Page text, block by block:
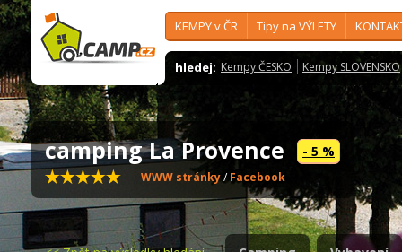
KEMPY v ČR Tipy na VÝLETY
hledej: Kempy ČESKO Kempy SLOVENSKO
camping La Provence - 5 %
WWW stránky/Facebook